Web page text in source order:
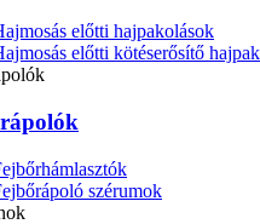
előtti hajpakolások
előtti kötéserősítő
szérumok